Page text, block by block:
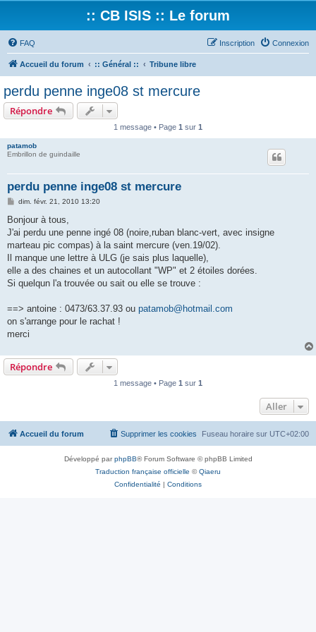
:: CB ISIS :: Le forum
FAQ Connexion
Inscription
Accueil du forum :: Général :: Tribune libre
perdu penne inge08 st mercure
Répondre
1 message • Page 1 sur 1
patamob
Embrillon de guindaille
perdu penne inge08 st mercure
M
s
a
g
dim. févr. 21, 2010 13:20
Bonjour à tous,
J'ai perdu une penne ingé 08 (noire,ruban blanc-vert, avec insigne
marteau pic compas) à la saint mercure (ven.19/02).
Il manque une lettre à ULG (je sais plus laquelle),
elle a des chaines et un autocollant "WP" et 2 étoiles dorées.
Si quelqun l'a trouvée ou sait ou elle se trouve :
==> antoine : 0473/63.37.93 ou patamob@hotmail.com
on s'arrange pour le rachat !
merci
Répondre
1 message • Page 1 sur 1
Aller
Accueil du forum Fuseau horaire sur UTC+02:00
Supprimer les cookies
Développé parphpBB® Forum Software © phpBB Limited
Traduction française officielle ©Qiaeru
Confidentialité | Conditions